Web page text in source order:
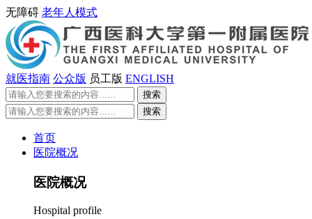
无障碍 老年人模式
就医指南 公众版 员工版 ENGLISH
首页
医院概况
医院概况
Hospital profile